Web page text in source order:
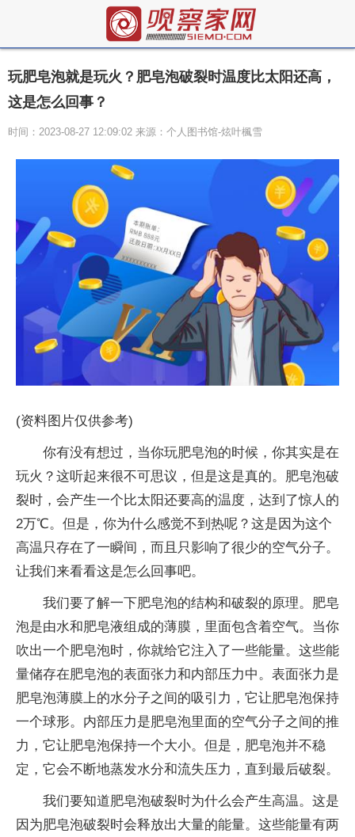
玩肥皂泡就是玩火？肥皂泡破裂时温度比太阳还高，
这是怎么回事？
时间：2023-08-27 12:09:02 来源：个人图书馆-炫叶楓雪
(资料图片仅供参考)
你有没有想过，当你玩肥皂泡的时候，你其实是在
玩火？这听起来很不可思议，但是这是真的。肥皂泡破
裂时，会产生一个比太阳还要高的温度，达到了惊人的
2万℃。但是，你为什么感觉不到热呢？这是因为这个
高温只存在了一瞬间，而且只影响了很少的空气分子。
让我们来看看这是怎么回事吧。
我们要了解一下肥皂泡的结构和破裂的原理。肥皂
泡是由水和肥皂液组成的薄膜，里面包含着空气。当你
吹出一个肥皂泡时，你就给它注入了一些能量。这些能
量储存在肥皂泡的表面张力和内部压力中。表面张力是
肥皂泡薄膜上的水分子之间的吸引力，它让肥皂泡保持
一个球形。内部压力是肥皂泡里面的空气分子之间的推
力，它让肥皂泡保持一个大小。但是，肥皂泡并不稳
定，它会不断地蒸发水分和流失压力，直到最后破裂。
我们要知道肥皂泡破裂时为什么会产生高温。这是
因为肥皂泡破裂时会释放出大量的能量。这些能量有两